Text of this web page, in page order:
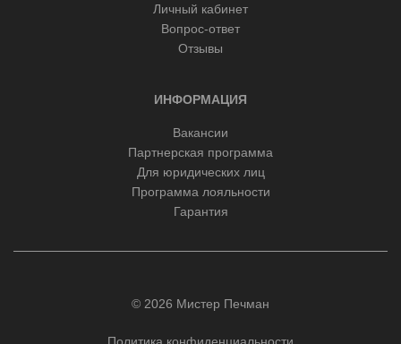
Личный кабинет
Вопрос-ответ
Отзывы
ИНФОРМАЦИЯ
Вакансии
Партнерская программа
Для юридических лиц
Программа лояльности
Гарантия
© 2026 Мистер Печман